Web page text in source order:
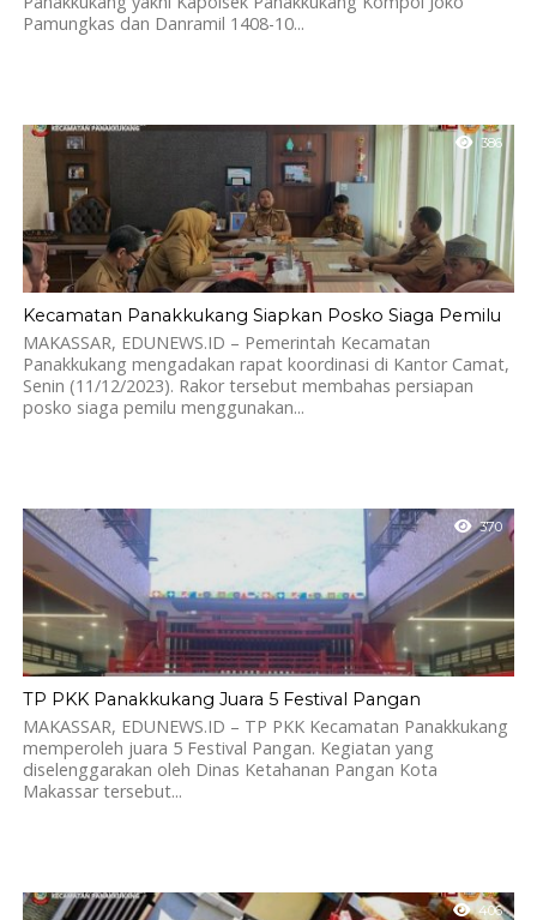
Pamungkas dan Danramil 1408-10...
386
Kecamatan Panakkukang Siapkan Posko Siaga Pemilu
MAKASSAR, EDUNEWS.ID – Pemerintah Kecamatan
Panakkukang mengadakan rapat koordinasi di Kantor Camat,
Senin (11/12/2023). Rakor tersebut membahas persiapan
posko siaga pemilu menggunakan...
370
TP PKK Panakkukang Juara 5 Festival Pangan
MAKASSAR, EDUNEWS.ID – TP PKK Kecamatan Panakkukang
memperoleh juara 5 Festival Pangan. Kegiatan yang
diselenggarakan oleh Dinas Ketahanan Pangan Kota
Makassar tersebut...
406